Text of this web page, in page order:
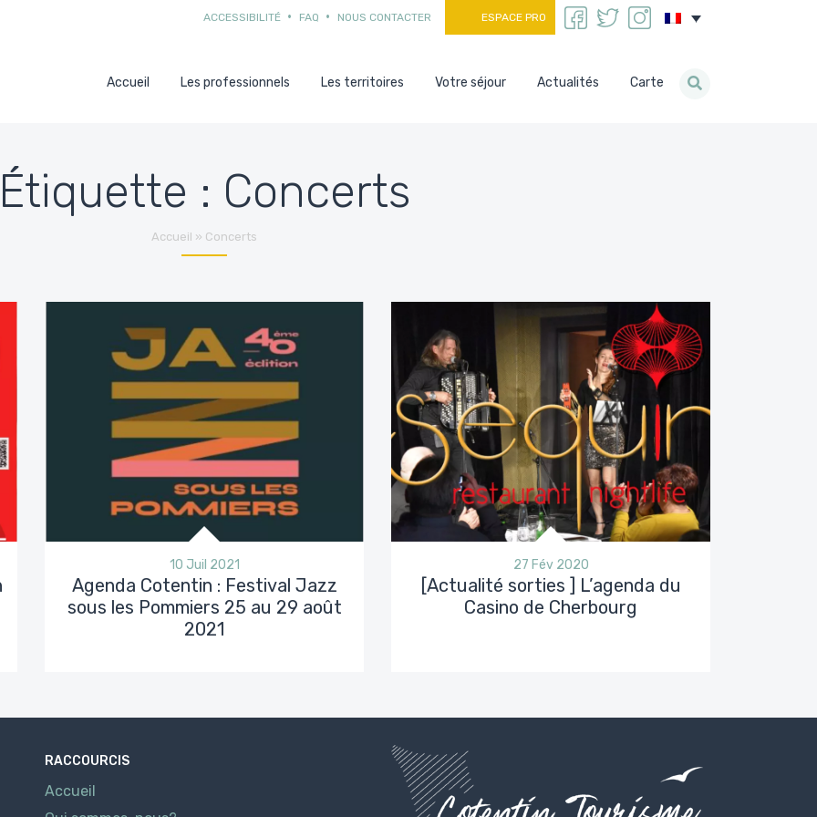
ACCESSIBILITÉ FAQ NOUS CONTACTER ESPACE PRO
Accueil Les professionnels Les territoires Votre séjour Actualités Carte
Étiquette : Concerts
Accueil » Concerts
10 Juil 2021
Agenda Cotentin : Festival Jazz
sous les Pommiers 25 au 29 août
2021
27 Fév 2020
[Actualité sorties ] L’agenda du
Casino de Cherbourg
RACCOURCIS
Accueil